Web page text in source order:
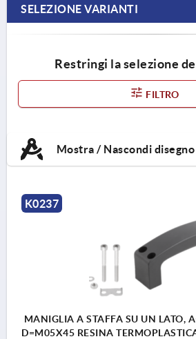
SELEZIONE VARIANTI
Restringi la selezione
FILTRO
Mostra / Nascondi disegno
K0237
MANIGLIA A STAFFA SU UN LATO,
D=M05X45 RESINA